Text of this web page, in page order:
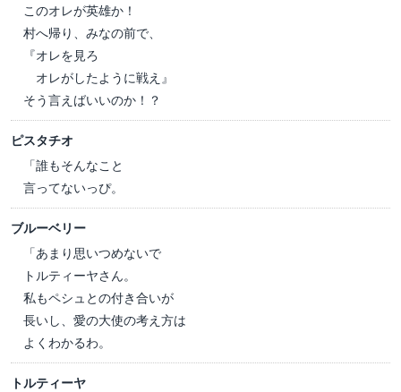
このオレが英雄か！
村へ帰り、みなの前で、
『オレを見ろ
オレがしたように戦え』
そう言えばいいのか！？
ピスタチオ
「誰もそんなこと
言ってないっぴ。
ブルーベリー
「あまり思いつめないで
トルティーヤさん。
私もペシュとの付き合いが
長いし、愛の大使の考え方は
よくわかるわ。
トルティーヤ